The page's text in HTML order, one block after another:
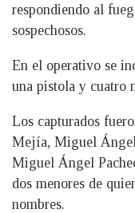
respondiendo al
sospechosos.
En el operativo se
una pistola y cuatro
Los capturados
Mejía, Miguel
Miguel Ángel
dos menores de
nombres.